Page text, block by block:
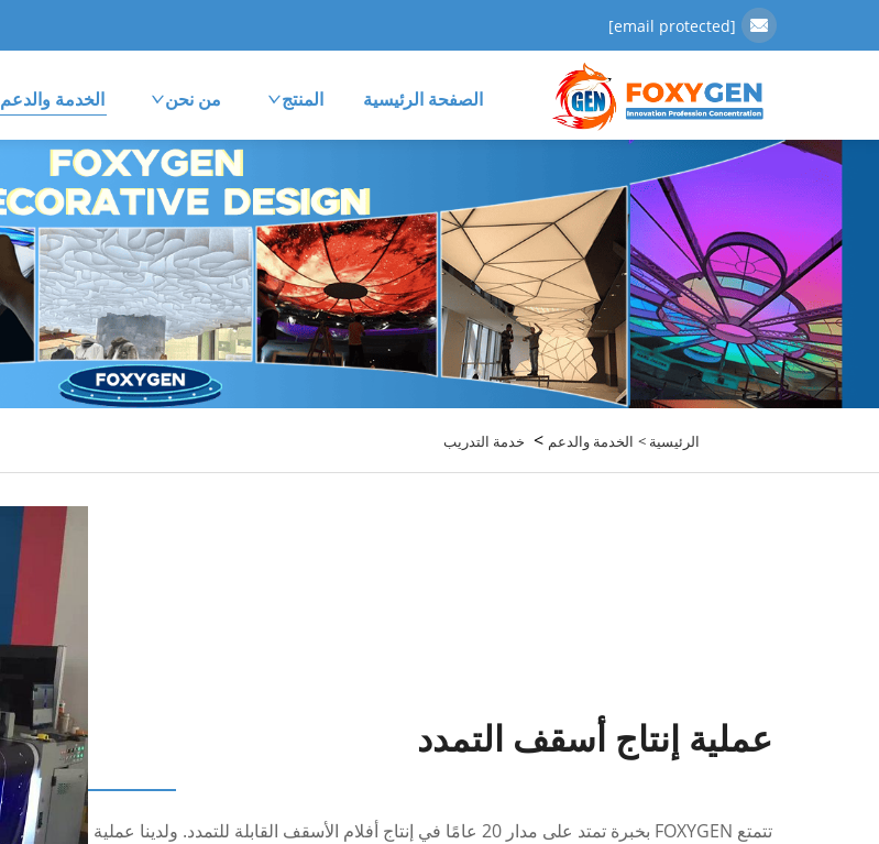
[email protected]
الصفحة الرئيسية المنتج من نحن الخدمة والدعم
الرئيسية > الخدمة والدعم > خدمة التدريب
عملية إنتاج أسقف التمدد
تتمتع FOXYGEN بخبرة تمتد على مدار 20 عامًا في إنتاج أفلام الأسقف القابلة للتمدد. ولدينا عملية